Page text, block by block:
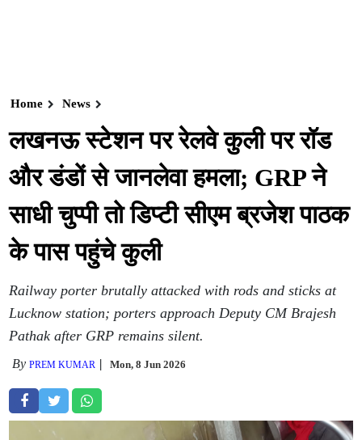
Home News
लखनऊ स्टेशन पर रेलवे कुली पर रॉड
और डंडों से जानलेवा हमला; GRP ने
साधी चुप्पी तो डिप्टी सीएम ब्रजेश पाठक
के पास पहुंचे कुली
Railway porter brutally attacked with rods and sticks at
Lucknow station; porters approach Deputy CM Brajesh
Pathak after GRP remains silent.
ByPREM KUMAR Mon, 8 Jun 2026